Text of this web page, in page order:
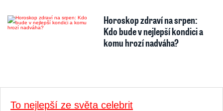
Horoskop zdraví na srpen:
Kdo bude v nejlepší kondici a
komu hrozí nadváha?
To nejlepší ze světa celebrit